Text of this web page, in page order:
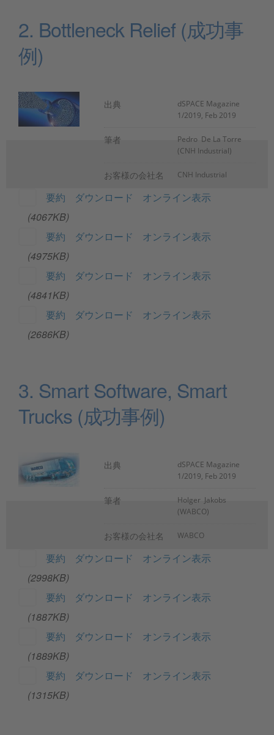
2. Bottleneck Relief (成功事
例)
出典
dSPACE Magazine
1/2019, Feb 2019
筆者
Pedro De La Torre
(CNH Industrial)
お客様の会社名 CNH Industrial
要約 ダウンロード
オンライン表示
(4067KB)
要約
ダウンロード
オンライン表示
(4975KB)
要約
ダウンロード
オンライン表示
(4841KB)
要約
ダウンロード
オンライン表示
(2686KB)
3. Smart Software, Smart
Trucks (成功事例)
出典
dSPACE Magazine
1/2019, Feb 2019
筆者
Holger Jakobs
(WABCO)
お客様の会社名 WABCO
要約 ダウンロード
オンライン表示
(2998KB)
要約
ダウンロード
オンライン表示
(1887KB)
要約
ダウンロード
オンライン表示
(1889KB)
要約
ダウンロード
オンライン表示
(1315KB)